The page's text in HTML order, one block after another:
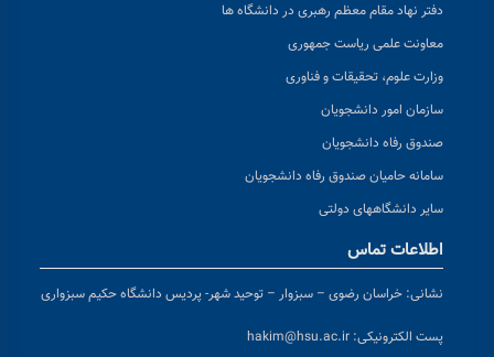
دفتر نهاد مقام معظم رهبری در دانشگاه ها
معاونت علمی ریاست جمهوری
وزارت علوم، تحقیقات و فناوری
سازمان امور دانشجویان
صندوق رفاه دانشجویان
سامانه حامیان صندوق رفاه دانشجویان
سایر دانشگاههای دولتی
اطلاعات تماس
نشانی: خراسان رضوی – سبزوار – توحید شهر- پردیس دانشگاه حکیم سبزواری
پست الکترونیکی: hakim@hsu.ac.ir